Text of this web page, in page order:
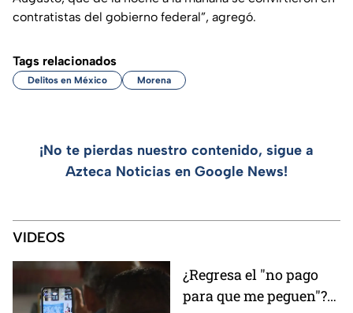
contratistas del gobierno federal”, agregó.
Tags relacionados
Delitos en México Morena
¡No te pierdas nuestro contenido, sigue a
Azteca Noticias en Google News!
VIDEOS
¿Regresa el "no pago
para que me peguen"?